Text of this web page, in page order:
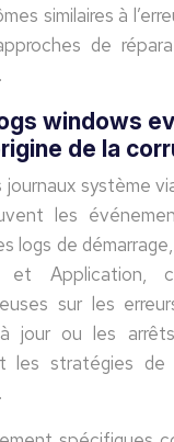
similaires à
de
windows
de la
journaux système
les
logs de
et Application,
sur les
jour ou les arrêts
les stratégies de